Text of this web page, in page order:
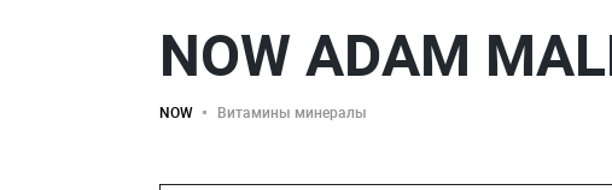
NOW ADAM
NOW Витамины минералы